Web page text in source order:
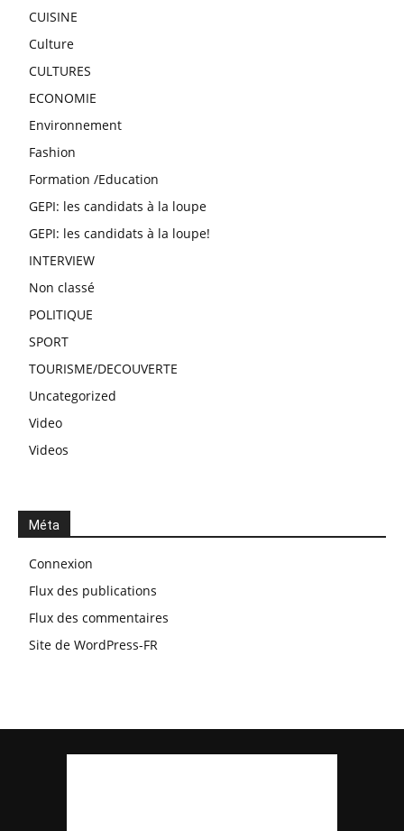
CUISINE
Culture
CULTURES
ECONOMIE
Environnement
Fashion
Formation /Education
GEPI: les candidats à la loupe
GEPI: les candidats à la loupe!
INTERVIEW
Non classé
POLITIQUE
SPORT
TOURISME/DECOUVERTE
Uncategorized
Video
Videos
Méta
Connexion
Flux des publications
Flux des commentaires
Site de WordPress-FR